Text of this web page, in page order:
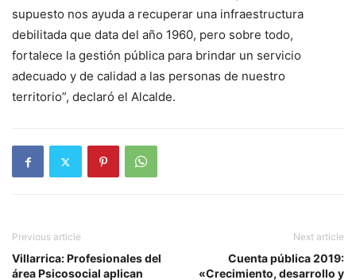
supuesto nos ayuda a recuperar una infraestructura
debilitada que data del año 1960, pero sobre todo,
fortalece la gestión pública para brindar un servicio
adecuado y de calidad a las personas de nuestro
territorio”, declaró el Alcalde.
Previous article
Villarrica: Profesionales del
área Psicosocial aplican
Next article
Cuenta pública 2019:
«Crecimiento, desarrollo y